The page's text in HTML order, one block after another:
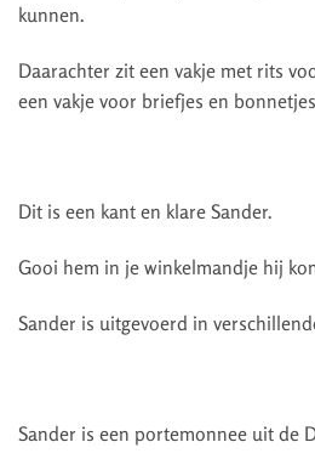
kunnen.
Daarachter zit een vakje met rits
een vakje voor briefjes en
Dit is een kant en klare Sander.
Gooi hem in je winkelmandje hij
Sander is uitgevoerd in
Sander is een portemonnee uit de